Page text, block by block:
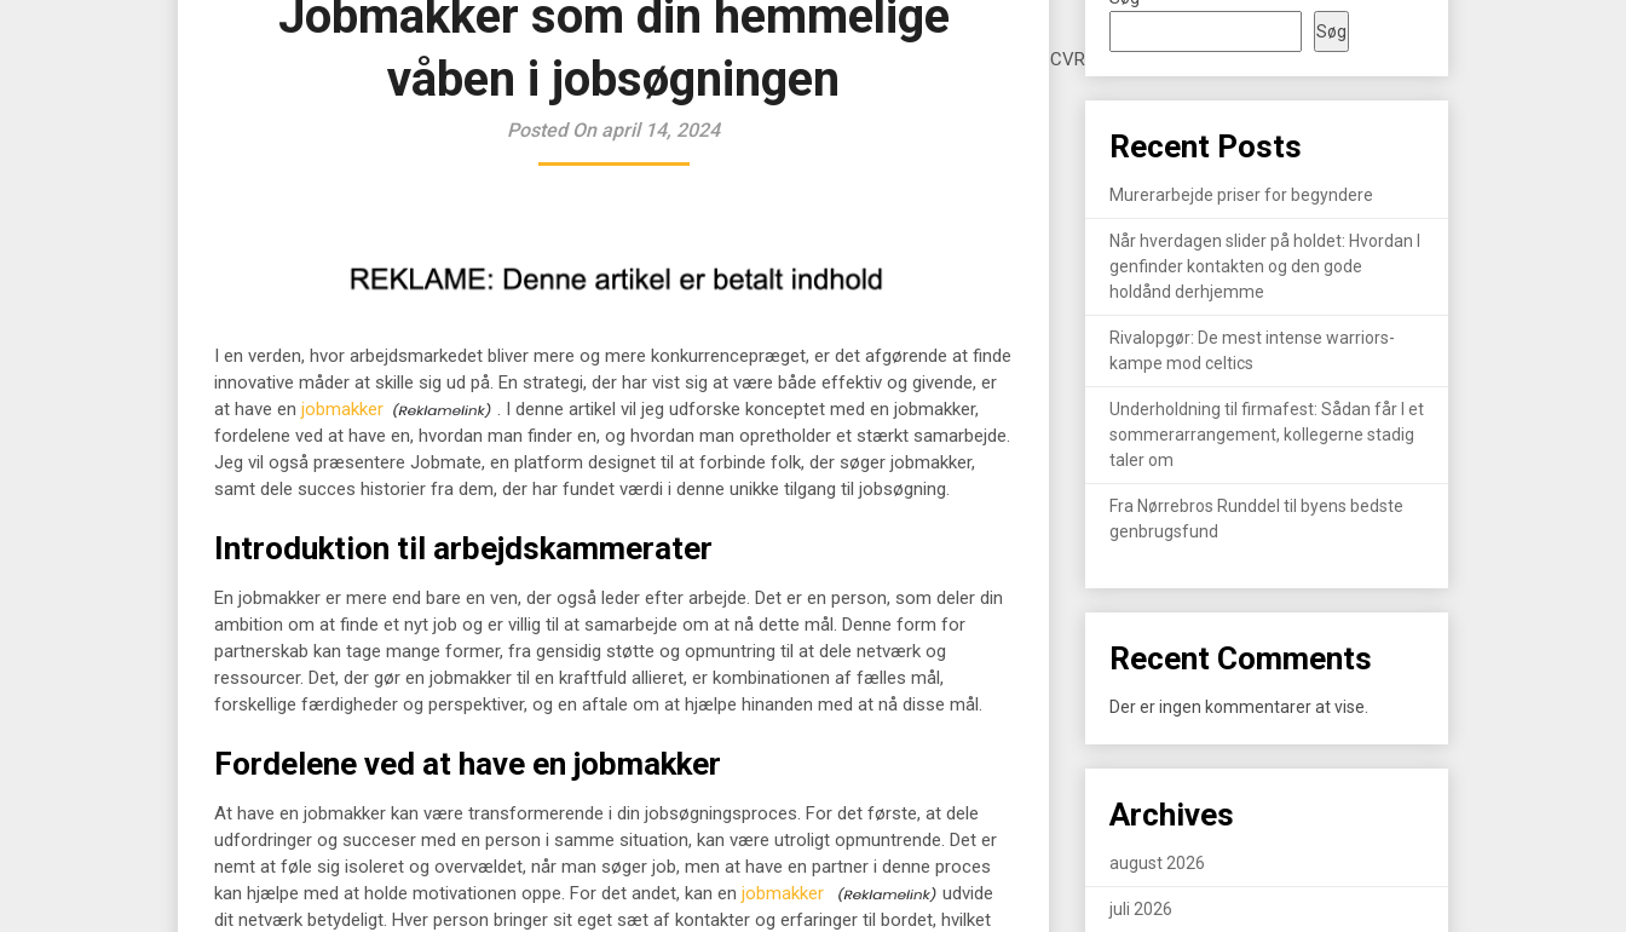
Jobmakker som din hemmelige
våben i jobsøgningen
Posted On april 14, 2024
I en verden, hvor arbejdsmarkedet bliver mere og mere konkurrencepræget, er det afgørende at finde
innovative måder at skille sig ud på. En strategi, der har vist sig at være både effektiv og givende, er
at have en jobmakker
. I denne artikel vil jeg udforske konceptet med en jobmakker,
fordelene ved at have en, hvordan man finder en, og hvordan man opretholder et stærkt samarbejde.
Jeg vil også præsentere Jobmate, en platform designet til at forbinde folk, der søger jobmakker,
samt dele succes historier fra dem, der har fundet værdi i denne unikke tilgang til jobsøgning.
Introduktion til arbejdskammerater
En jobmakker er mere end bare en ven, der også leder efter arbejde. Det er en person, som deler din
ambition om at finde et nyt job og er villig til at samarbejde om at nå dette mål. Denne form for
partnerskab kan tage mange former, fra gensidig støtte og opmuntring til at dele netværk og
ressourcer. Det, der gør en jobmakker til en kraftfuld allieret, er kombinationen af fælles mål,
forskellige færdigheder og perspektiver, og en aftale om at hjælpe hinanden med at nå disse mål.
Fordelene ved at have en jobmakker
At have en jobmakker kan være transformerende i din jobsøgningsproces. For det første, at dele
udfordringer og succeser med en person i samme situation, kan være utroligt opmuntrende. Det er
nemt at føle sig isoleret og overvældet, når man søger job, men at have en partner i denne proces
kan hjælpe med at holde motivationen oppe. For det andet, kan en jobmakker
udvide
dit netværk betydeligt. Hver person bringer sit eget sæt af kontakter og erfaringer til bordet, hvilket
Søg
Recent Posts
Murerarbejde priser for begyndere
Når hverdagen slider på holdet: Hvordan I
genfinder kontakten og den gode
holdånd derhjemme
Rivalopgør: De mest intense warriors-
kampe mod celtics
Underholdning til firmafest: Sådan får I et
sommerarrangement, kollegerne stadig
taler om
Fra Nørrebros Runddel til byens bedste
genbrugsfund
Recent Comments
Der er ingen kommentarer at vise.
Archives
august 2026
juli 2026
CVR